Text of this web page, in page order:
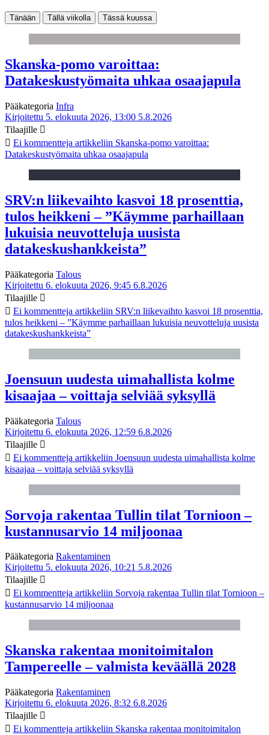
Tänään Tällä viikolla Tässä kuussa
Skanska-pomo varoittaa:
Datakeskustyömaita uhkaa osaajapula
Pääkategoria Infra
Kirjoitettu 5. elokuuta 2026, 13:00 5.8.2026
Tilaajille
Ei kommentteja artikkeliin Skanska-pomo varoittaa:
Datakeskustyömaita uhkaa osaajapula
SRV:n liikevaihto kasvoi 18 prosenttia,
tulos heikkeni – ”Käymme parhaillaan
lukuisia neuvotteluja uusista
datakeskushankkeista”
Pääkategoria Talous
Kirjoitettu 6. elokuuta 2026, 9:45 6.8.2026
Tilaajille
Ei kommentteja artikkeliin SRV:n liikevaihto kasvoi 18 prosenttia,
tulos heikkeni – ”Käymme parhaillaan lukuisia neuvotteluja uusista
datakeskushankkeista”
Joensuun uudesta uimahallista kolme
kisaajaa – voittaja selviää syksyllä
Pääkategoria Talous
Kirjoitettu 6. elokuuta 2026, 12:59 6.8.2026
Tilaajille
Ei kommentteja artikkeliin Joensuun uudesta uimahallista kolme
kisaajaa – voittaja selviää syksyllä
Sorvoja rakentaa Tullin tilat Tornioon –
kustannusarvio 14 miljoonaa
Pääkategoria Rakentaminen
Kirjoitettu 5. elokuuta 2026, 10:21 5.8.2026
Tilaajille
Ei kommentteja artikkeliin Sorvoja rakentaa Tullin tilat Tornioon –
kustannusarvio 14 miljoonaa
Skanska rakentaa monitoimitalon
Tampereelle – valmista keväällä 2028
Pääkategoria Rakentaminen
Kirjoitettu 6. elokuuta 2026, 8:32 6.8.2026
Tilaajille
Ei kommentteja artikkeliin Skanska rakentaa monitoimitalon